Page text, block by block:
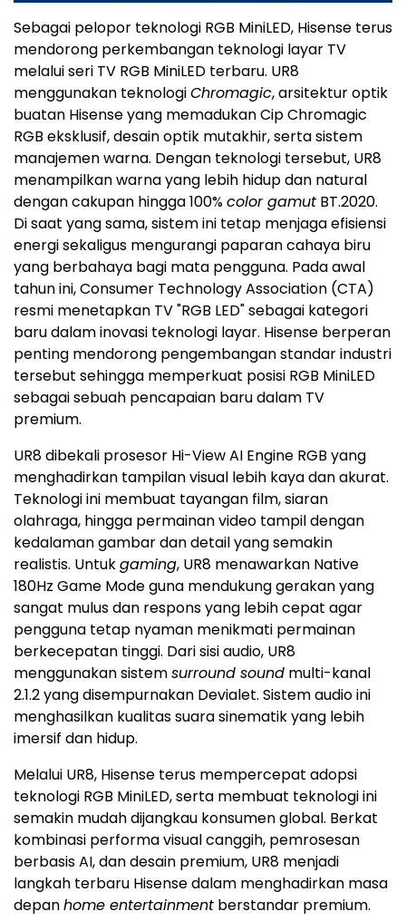
Sebagai pelopor teknologi RGB MiniLED, Hisense terus
mendorong perkembangan teknologi layar TV
melalui seri TV RGB MiniLED terbaru. UR8
menggunakan teknologiChromagic, arsitektur optik
buatan Hisense yang memadukan Cip Chromagic
RGB eksklusif, desain optik mutakhir, serta sistem
manajemen warna. Dengan teknologi tersebut, UR8
menampilkan warna yang lebih hidup dan natural
dengan cakupan hingga 100%color gamut BT.2020.
Di saat yang sama, sistem ini tetap menjaga efisiensi
energi sekaligus mengurangi paparan cahaya biru
yang berbahaya bagi mata pengguna. Pada awal
tahun ini, Consumer Technology Association (CTA)
resmi menetapkan TV "RGB LED" sebagai kategori
baru dalam inovasi teknologi layar. Hisense berperan
penting mendorong pengembangan standar industri
tersebut sehingga memperkuat posisi RGB MiniLED
sebagai sebuah pencapaian baru dalam TV
premium.
UR8 dibekali prosesor Hi-View AI Engine RGB yang
menghadirkan tampilan visual lebih kaya dan akurat.
Teknologi ini membuat tayangan film, siaran
olahraga, hingga permainan video tampil dengan
kedalaman gambar dan detail yang semakin
realistis. Untukgaming, UR8 menawarkan Native
180Hz Game Mode guna mendukung gerakan yang
sangat mulus dan respons yang lebih cepat agar
pengguna tetap nyaman menikmati permainan
berkecepatan tinggi. Dari sisi audio, UR8
menggunakan sistemsurround sound multi-kanal
2.1.2 yang disempurnakan Devialet. Sistem audio ini
menghasilkan kualitas suara sinematik yang lebih
imersif dan hidup.
Melalui UR8, Hisense terus mempercepat adopsi
teknologi RGB MiniLED, serta membuat teknologi ini
semakin mudah dijangkau konsumen global. Berkat
kombinasi performa visual canggih, pemrosesan
berbasis AI, dan desain premium, UR8 menjadi
langkah terbaru Hisense dalam menghadirkan masa
depanhome entertainment berstandar premium.